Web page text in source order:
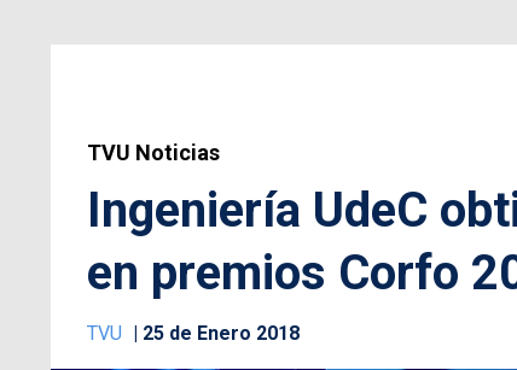
Ciudad
TVU Noticias
Ingeniería UdeC
en premios Corfo
TVU 25 de Enero 2018